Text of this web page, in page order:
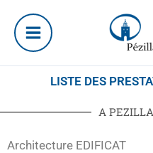
contenu
LISTE DES
A
Architecture EDIFICAT